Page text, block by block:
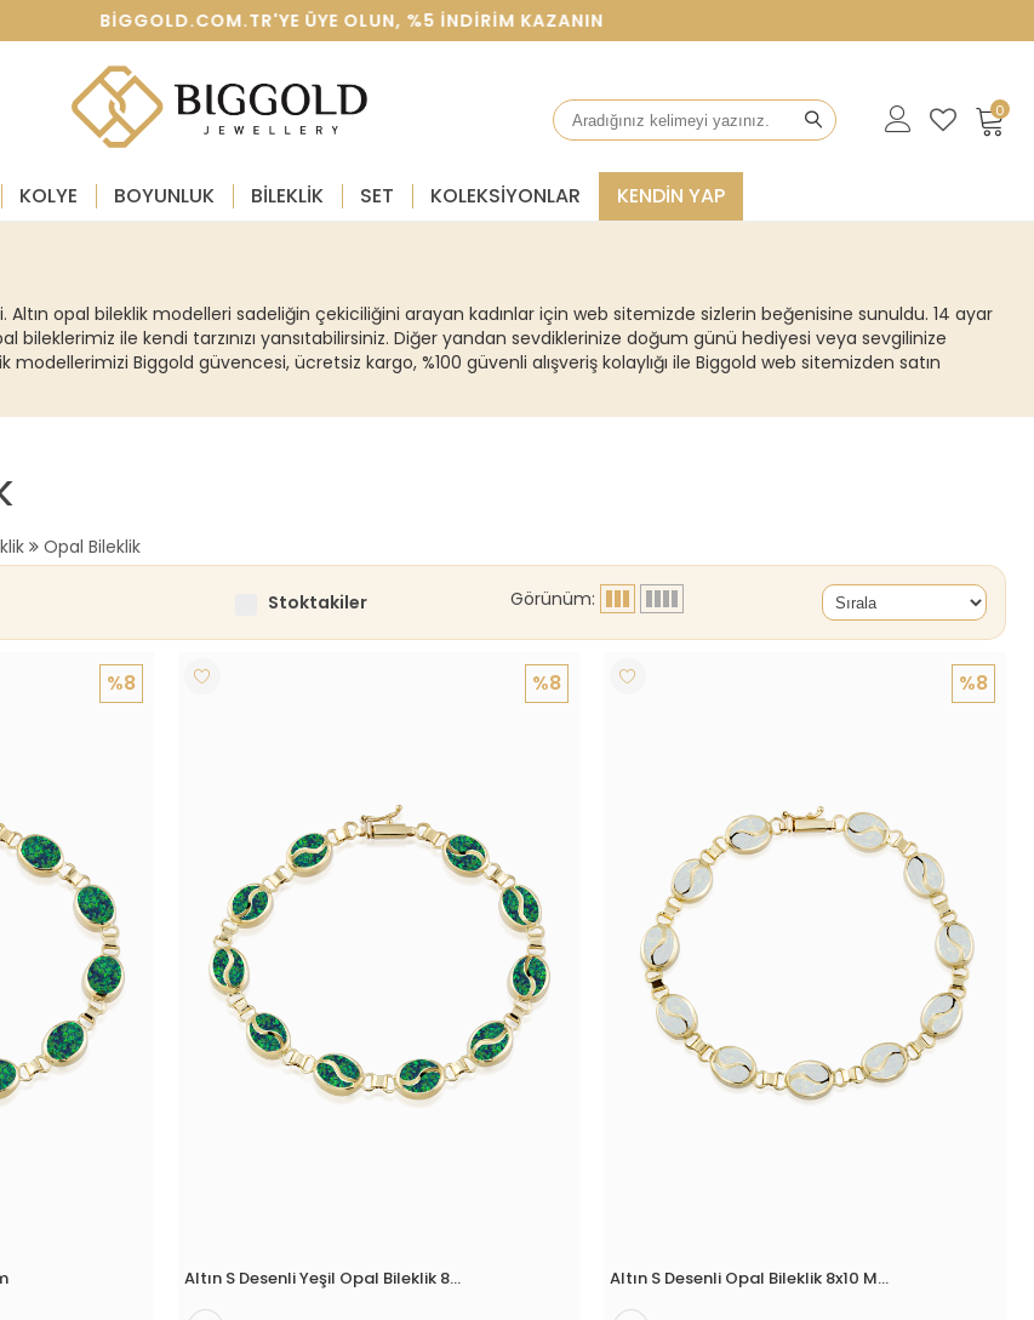
ÜYE OLUN, %5 INDIRIM KAZANIN
0
KOLYE BOYUNLUK BİLEKLİK SET KOLEKSIYONLAR KENDİN YAP
Altın opal bileklik modelleri sadeliğin çekiciliğini arayan kadınlar için web sitemizde sizlerin beğenisine sunuldu. 14 ayar
ile kendi tarzınızı yansıtabilirsiniz. Diğer yandan sevdiklerinize doğum günü hediyesi veya sevgilinize
Biggold güvencesi, ücretsiz kargo, %100 güvenli alışveriş kolaylığı ile Biggold web sitemizden satın
Opal Bileklik
Stoktakiler Görünüm:
%8
Altın S Desenli Yeşil Opal Bileklik 8x10 Mm
%8
Altın S Desenli Opal Bileklik 8x10 Mm
%8